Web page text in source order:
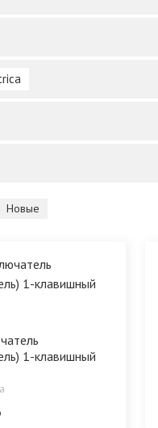
Новые
1-клавишный